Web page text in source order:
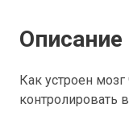
Описание
Как устроен
контролировать